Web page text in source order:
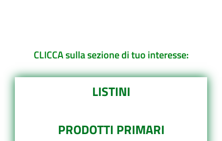
CLICCA sulla sezione di tuo interesse:
LISTINI
PRODOTTI PRIMARI